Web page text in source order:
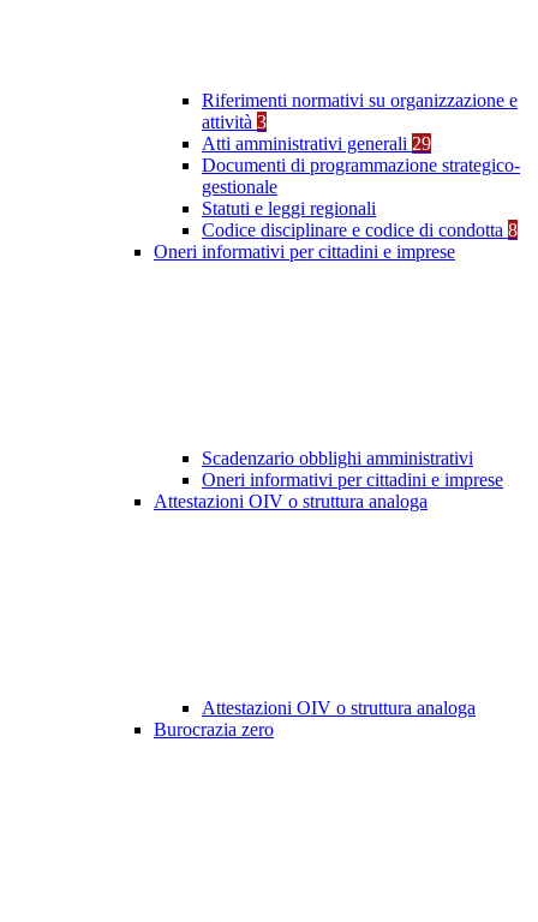
Riferimenti normativi su organizzazione e
attività 3
Atti amministrativi generali 29
Documenti di programmazione strategico-
gestionale
Statuti e leggi regionali
Codice disciplinare e codice di condotta 8
Oneri informativi per cittadini e imprese
Scadenzario obblighi amministrativi
Oneri informativi per cittadini e imprese
Attestazioni OIV o struttura analoga
Attestazioni OIV o struttura analoga
Burocrazia zero